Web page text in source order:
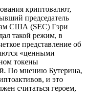
криптовалют,
председатель
США (SEC) Гэри
такой режим, в
представление об
«ценными
токены
По мнению Бутерина,
и это
считаться героем,